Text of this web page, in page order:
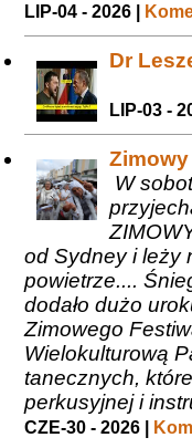
LIP-04 - 2026 |
Dr
LIP-03 -
W
od Sydney i leży
powietrze....
dodało dużo
Zimowego
Wielokulturową
tanecznych,
perkusyjnej i
CZE-30 - 2026 |